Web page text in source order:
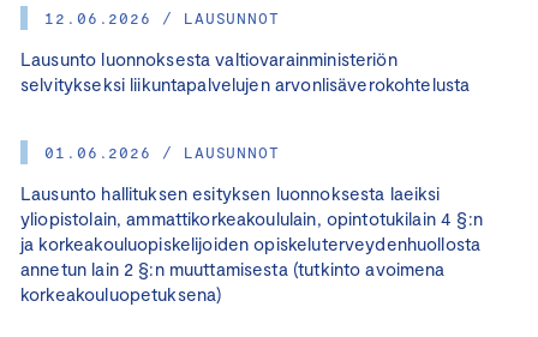
12.06.2026 / LAUSUNNOT
Lausunto luonnoksesta valtiovarainministeriön
selvitykseksi liikuntapalvelujen arvonlisäverokohtelusta
01.06.2026 / LAUSUNNOT
Lausunto hallituksen esityksen luonnoksesta laeiksi
yliopistolain, ammattikorkeakoululain, opintotukilain 4 §:n
ja korkeakouluopiskelijoiden opiskeluterveydenhuollosta
annetun lain 2 §:n muuttamisesta (tutkinto avoimena
korkeakouluopetuksena)